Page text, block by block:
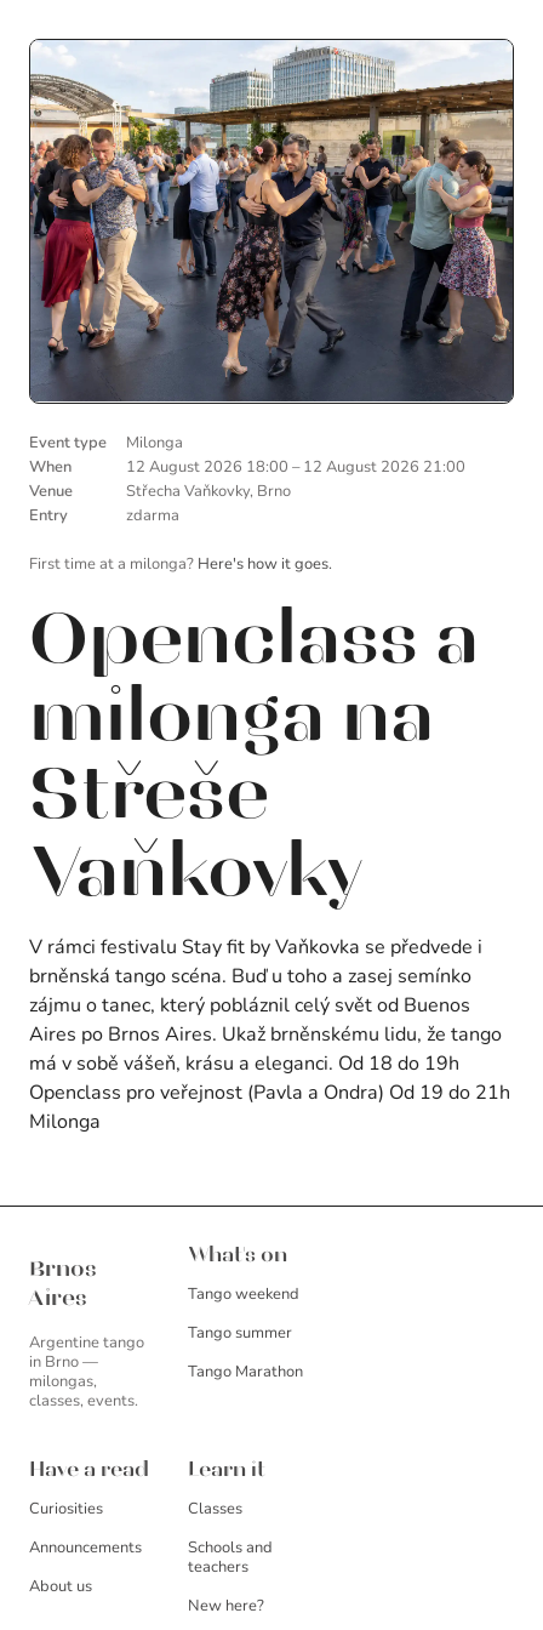
Event type
Milonga
When
12 August 2026 18:00 –12 August 2026 21:00
Venue
Střecha Vaňkovky, Brno
Entry
zdarma
First time at a milonga? Here's how it goes.
Openclass a
milonga na
Střeše
Vaňkovky
V rámci festivalu Stay fit by Vaňkovka se předvede i
brněnská tango scéna. Buď u toho a zasej semínko
zájmu o tanec, který pobláznil celý svět od Buenos
Aires po Brnos Aires. Ukaž brněnskému lidu, že tango
má v sobě vášeň, krásu a eleganci. Od 18 do 19h
Openclass pro veřejnost (Pavla a Ondra) Od 19 do 21h
Milonga
Brnos
Aires
Argentine tango
in Brno —
milongas,
classes, events.
What's on
Tango weekend
Tango summer
Tango Marathon
Have a read
Curiosities
Announcements
About us
Learn it
Classes
Schools and
teachers
New here?